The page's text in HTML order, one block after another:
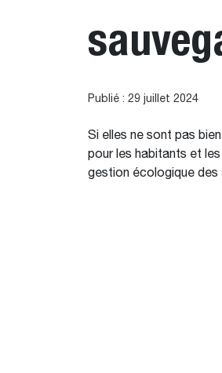
Publié : 29 juillet 2024
Si elles ne sont pas
pour les habitants et
gestion écologique des